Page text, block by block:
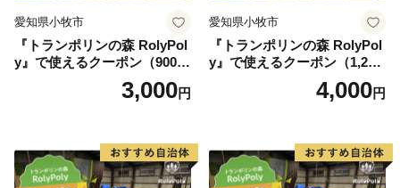
愛知県小牧市
『トランポリンの森 RolyPol
y』で使えるクーポン（900
3,000円
愛知県小牧市
『トランポリンの森 RolyPol
y』で使えるクーポン（1,200
4,000円